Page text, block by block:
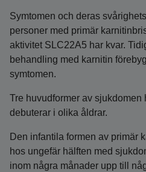
Symtomen och deras
personer med primär
aktivitet SLC22A5 har kvar.
behandling med karnitin
symtomen.
Tre huvudformer av sjukdomen
debuterar i olika åldrar.
Den infantila formen av primär
hos ungefär hälften med
inom några månader upp till